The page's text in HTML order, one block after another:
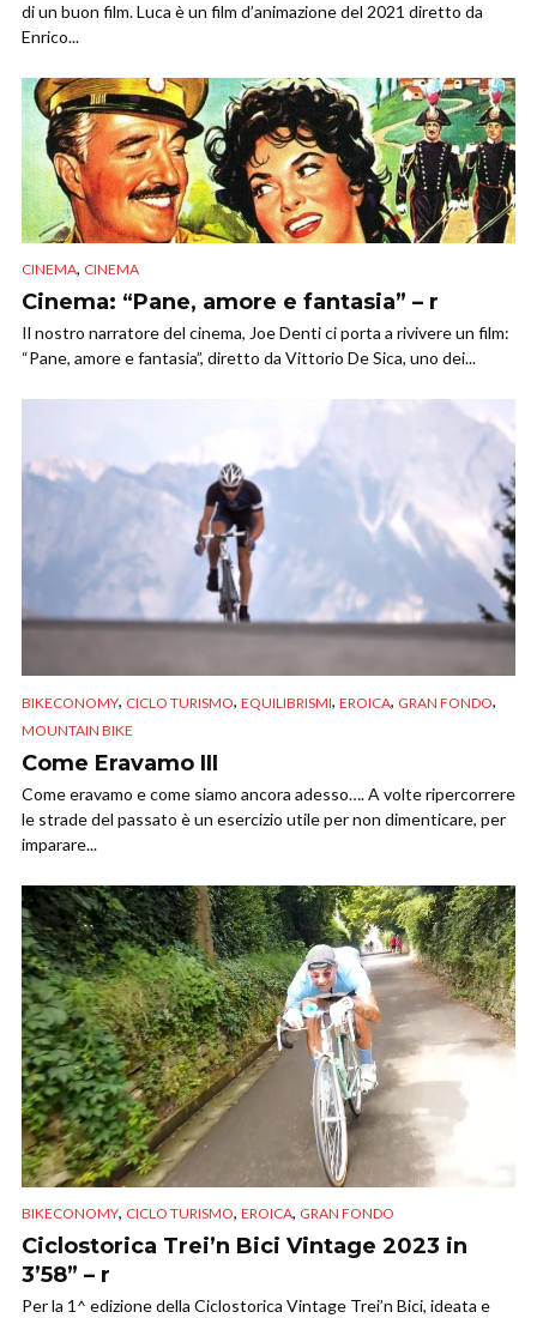
di un buon film. Luca è un film d’animazione del 2021 diretto da
Enrico...
CINEMA, CINEMA
Cinema: “Pane, amore e fantasia” – r
Il nostro narratore del cinema, Joe Denti ci porta a rivivere un film:
“Pane, amore e fantasia”, diretto da Vittorio De Sica, uno dei...
BIKECONOMY, CICLO TURISMO, EQUILIBRISMI, EROICA, GRAN FONDO,
MOUNTAIN BIKE
Come Eravamo III
Come eravamo e come siamo ancora adesso…. A volte ripercorrere
le strade del passato è un esercizio utile per non dimenticare, per
imparare...
BIKECONOMY, CICLO TURISMO, EROICA, GRAN FONDO
Ciclostorica Trei’n Bici Vintage 2023 in
3’58” – r
Per la 1^ edizione della Ciclostorica Vintage Trei’n Bici, ideata e